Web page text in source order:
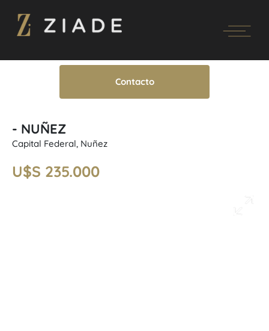
Contacto
- NUÑEZ
Capital Federal, Nuñez
U$S 235.000